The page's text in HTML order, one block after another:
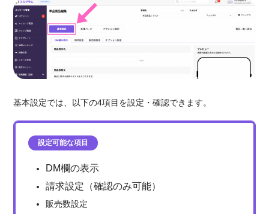
基本設定では、以下の4項目を設定・確認できます。
設定可能な項目
DM欄の表示
請求設定（確認のみ可能）
販売数設定